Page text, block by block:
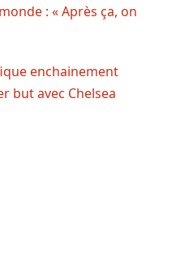
: « Après ça, on
enchainement
but avec Chelsea